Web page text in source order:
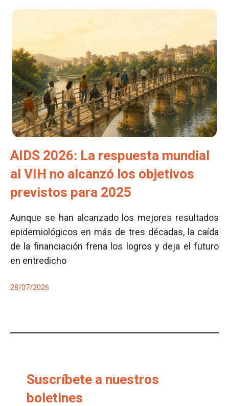
AIDS 2026: La respuesta mundial
al VIH no alcanzó los objetivos
previstos para 2025
Aunque se han alcanzado los mejores resultados
epidemiológicos en más de tres décadas, la caída
de la financiación frena los logros y deja el futuro
en entredicho
28/07/2026
Suscríbete a nuestros
boletines